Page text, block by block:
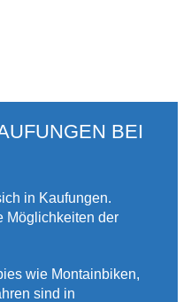
BEI
in Kaufungen.
Möglichkeiten der
wie Montainbiken,
sind in